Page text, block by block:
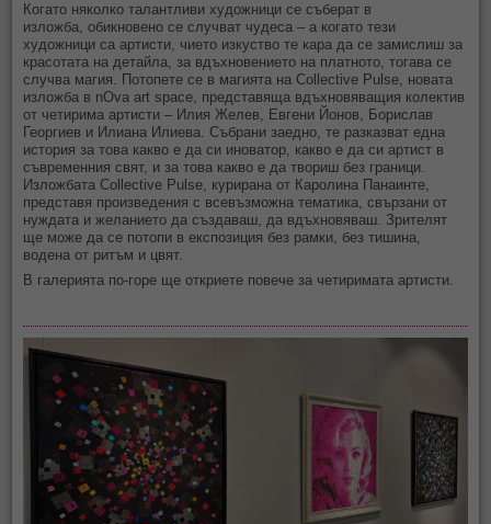
Когато няколко талантливи художници се съберат в
изложба, обикновено се случват чудеса – а когато тези
художници са артисти, чието изкуство те кара да се замислиш за
красотата на детайла, за вдъхновението на платното, тогава се
случва магия. Потопете се в магията на Collective Pulse, новата
изложба в nOva art space, представяща вдъхновяващия колектив
от четирима артисти – Илия Желев, Евгени Йонов, Борислав
Георгиев и Илиана Илиева. Събрани заедно, те разказват една
история за това какво е да си иноватор, какво е да си артист в
съвременния свят, и за това какво е да твориш без граници.
Изложбата Collective Pulse, курирана от Каролина Панаинте,
представя произведения с всевъзможна тематика, свързани от
нуждата и желанието да създаваш, да вдъхновяваш. Зрителят
ще може да се потопи в експозиция без рамки, без тишина,
водена от ритъм и цвят.
В галерията по-горе ще откриете повече за четиримата артисти.